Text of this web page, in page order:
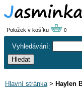
Položek v košíku 0
Vyhledávání:
Hlavní stránka> Haylen